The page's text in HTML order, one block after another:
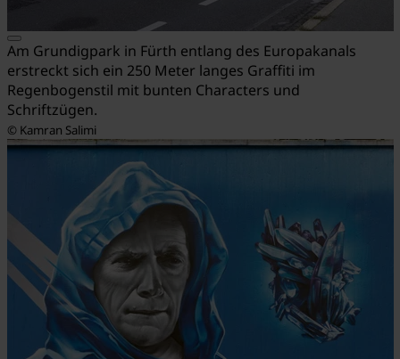
Am Grundigpark in Fürth entlang des Europakanals
erstreckt sich ein 250 Meter langes Graffiti im
Regenbogenstil mit bunten Characters und
Schriftzügen.
© Kamran Salimi